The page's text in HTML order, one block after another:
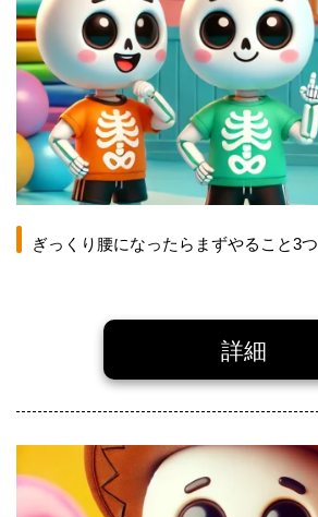
ぎっくり腰になったらまずやること3つ
詳細